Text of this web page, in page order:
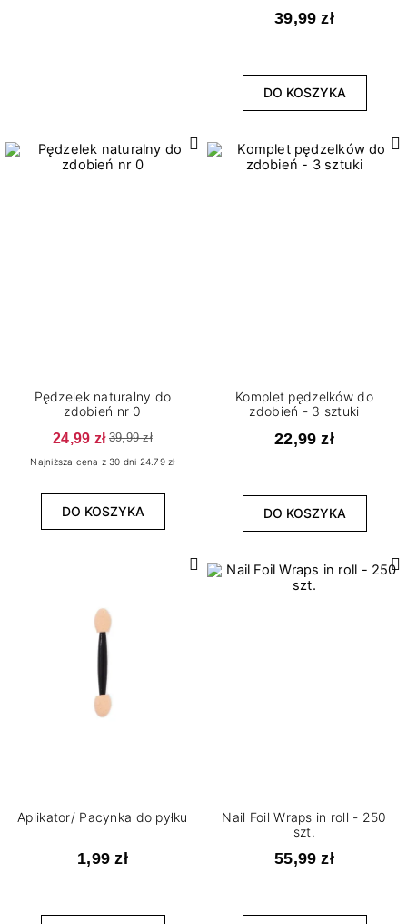
39,99 zł
DO KOSZYKA
Pędzelek naturalny do
zdobień nr 0
24,99 zł 39,99 zł
Najniższa cena z 30 dni 24.79 zł
DO KOSZYKA
Komplet pędzelków do
zdobień - 3 sztuki
22,99 zł
DO KOSZYKA
Aplikator/ Pacynka do pyłku
1,99 zł
Nail Foil Wraps in roll - 250
szt.
55,99 zł